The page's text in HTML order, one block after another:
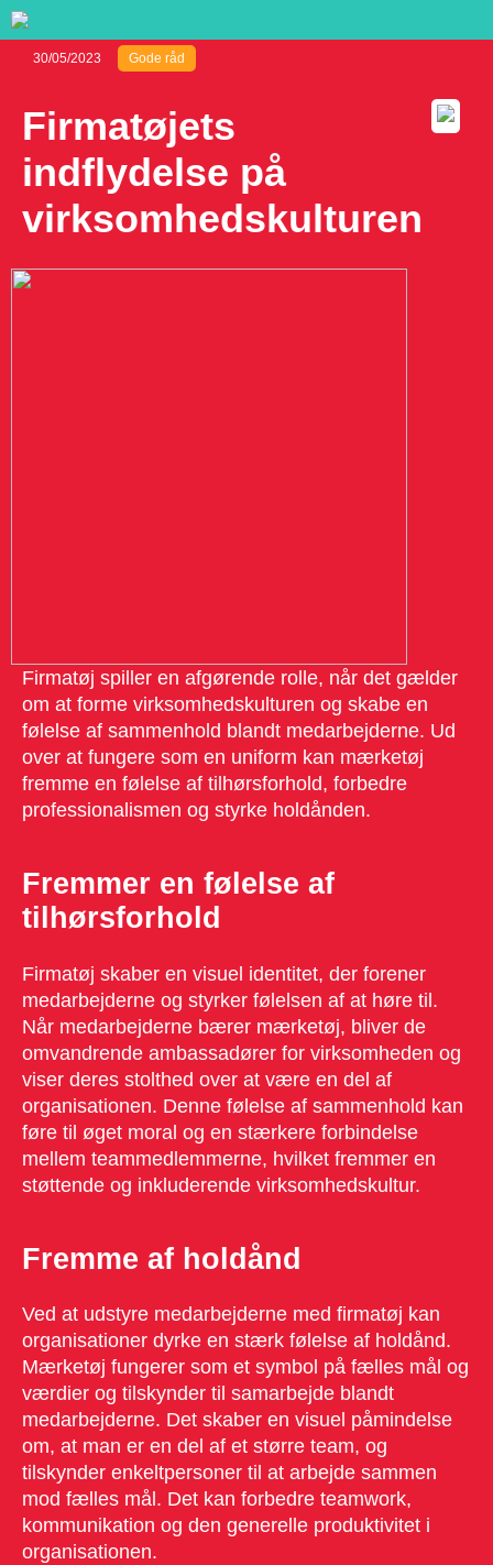
30/05/2023 Gode råd
Firmatøjets
indflydelse på
virksomhedskulturen
Firmatøj spiller en afgørende rolle, når det gælder
om at forme virksomhedskulturen og skabe en
følelse af sammenhold blandt medarbejderne. Ud
over at fungere som en uniform kan mærketøj
fremme en følelse af tilhørsforhold, forbedre
professionalismen og styrke holdånden.
Fremmer en følelse af
tilhørsforhold
Firmatøj skaber en visuel identitet, der forener
medarbejderne og styrker følelsen af at høre til.
Når medarbejderne bærer mærketøj, bliver de
omvandrende ambassadører for virksomheden og
viser deres stolthed over at være en del af
organisationen. Denne følelse af sammenhold kan
føre til øget moral og en stærkere forbindelse
mellem teammedlemmerne, hvilket fremmer en
støttende og inkluderende virksomhedskultur.
Fremme af holdånd
Ved at udstyre medarbejderne med firmatøj kan
organisationer dyrke en stærk følelse af holdånd.
Mærketøj fungerer som et symbol på fælles mål og
værdier og tilskynder til samarbejde blandt
medarbejderne. Det skaber en visuel påmindelse
om, at man er en del af et større team, og
tilskynder enkeltpersoner til at arbejde sammen
mod fælles mål. Det kan forbedre teamwork,
kommunikation og den generelle produktivitet i
organisationen.